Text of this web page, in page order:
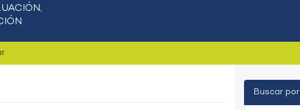
Buscar por